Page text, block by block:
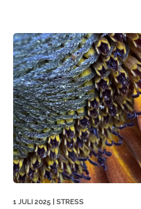
1 JULI 2025 | STRESS